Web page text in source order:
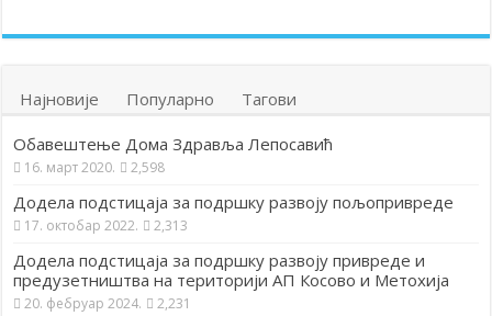
Најновије Популарно Тагови
Обавештење Дома Здравља Лепосавић
16. март 2020. 2,598
Додела подстицаја за подршку развоју пољопривреде
17. октобар 2022. 2,313
Додела подстицаја за подршку развоју привреде и
предузетништва на територији АП Косово и Метохија
20. фебруар 2024. 2,231